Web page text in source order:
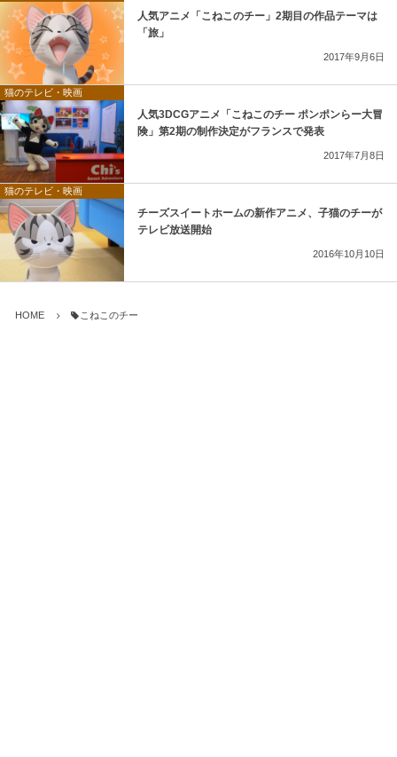
人気アニメ「こねこのチー」2期目の作品テーマは
「旅」
2017年9月6日
猫のテレビ・映画
人気3DCGアニメ「こねこのチー ポンポンらー大冒
険」第2期の制作決定がフランスで発表
2017年7月8日
猫のテレビ・映画
チーズスイートホームの新作アニメ、子猫のチーが
テレビ放送開始
2016年10月10日
HOME こねこのチー